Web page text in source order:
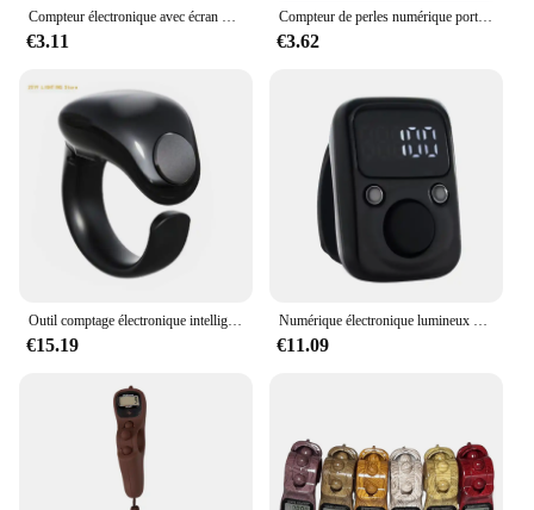
Compteur électronique avec écran d'affichage LED bip sonore prière d'église numérique Tasbih outil doigt perlé 3003s
€3.11
Compteur de perles numérique portable, mini compteur à main, LCD, chapelet électronique numérique, jouet de comptage pour la méditation, la prière musulmane, nouveau
€3.62
Outil comptage électronique intelligent Zikr Tasbeeh, capacité 9999, résistant à l'eau pour prière des dévots Salam
€15.19
Numérique électronique lumineux LED doigt anneau main compteur compteur prière compteurs rechargeables Clicker chiffres points
€11.09